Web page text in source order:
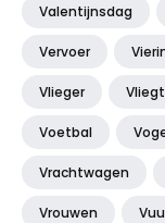
Valentijnsdag
Vervoer
Vlieger
Voetbal
Vrachtwagen
Vrouwen